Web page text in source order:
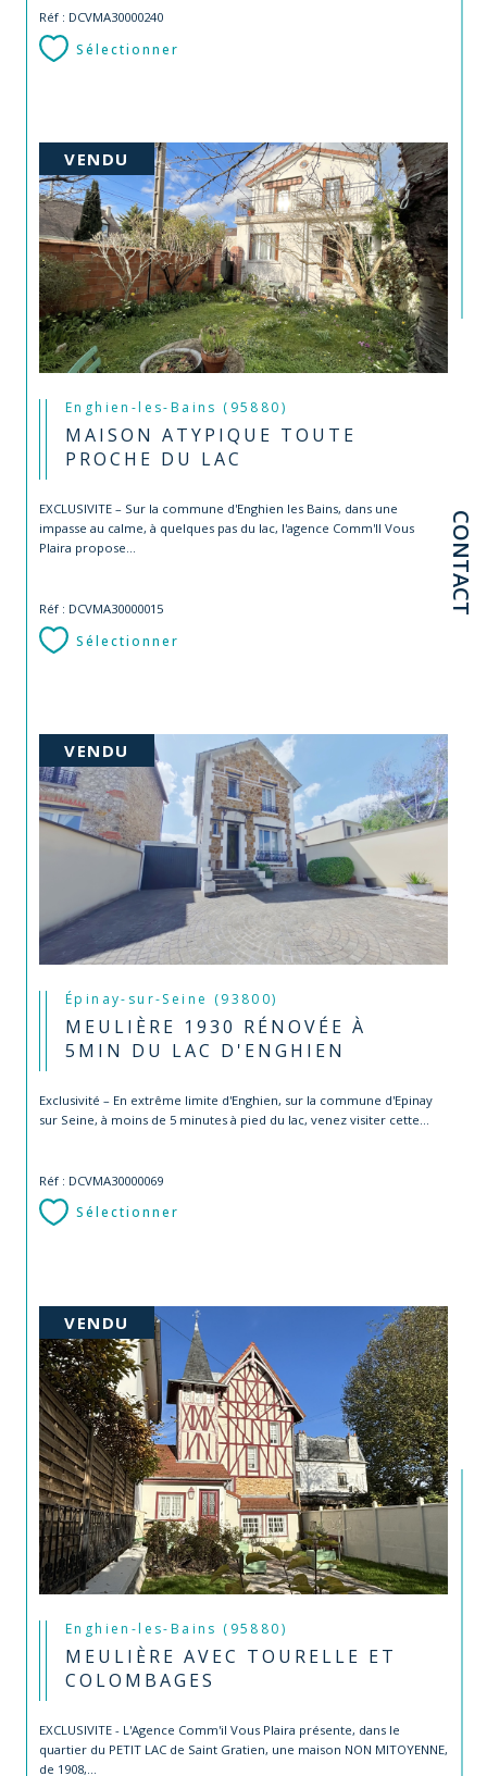
CONTACT
Réf : DCVMA30000240
Sélectionner
VENDU
Enghien-les-Bains (95880)
MAISON ATYPIQUE TOUTE
PROCHE DU LAC
EXCLUSIVITE – Sur la commune d'Enghien les Bains, dans une
impasse au calme, à quelques pas du lac, l'agence Comm'Il Vous
Plaira propose...
Réf : DCVMA30000015
Sélectionner
VENDU
Épinay-sur-Seine (93800)
MEULIÈRE 1930 RÉNOVÉE À
5MIN DU LAC D'ENGHIEN
Exclusivité – En extrême limite d'Enghien, sur la commune d'Epinay
sur Seine, à moins de 5 minutes à pied du lac, venez visiter cette...
Réf : DCVMA30000069
Sélectionner
VENDU
Enghien-les-Bains (95880)
MEULIÈRE AVEC TOURELLE ET
COLOMBAGES
EXCLUSIVITE - L'Agence Comm'il Vous Plaira présente, dans le
quartier du PETIT LAC de Saint Gratien, une maison NON MITOYENNE,
de 1908,...